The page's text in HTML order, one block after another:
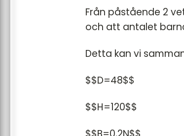
Från påstående 2
och att antalet
Detta kan vi
$$D=48$$
$$H=120$$